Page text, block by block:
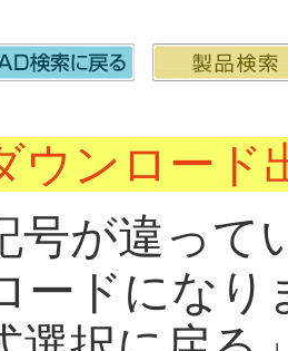
ンロード
が違って
ードになり